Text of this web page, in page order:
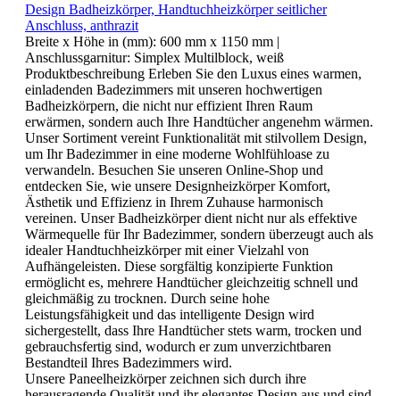
Design Badheizkörper, Handtuchheizkörper seitlicher
Anschluss, anthrazit
Breite x Höhe in (mm): 600 mm x 1150 mm |
Anschlussgarnitur: Simplex Multilblock, weiß
Produktbeschreibung Erleben Sie den Luxus eines warmen,
einladenden Badezimmers mit unseren hochwertigen
Badheizkörpern, die nicht nur effizient Ihren Raum
erwärmen, sondern auch Ihre Handtücher angenehm wärmen.
Unser Sortiment vereint Funktionalität mit stilvollem Design,
um Ihr Badezimmer in eine moderne Wohlfühloase zu
verwandeln. Besuchen Sie unseren Online-Shop und
entdecken Sie, wie unsere Designheizkörper Komfort,
Ästhetik und Effizienz in Ihrem Zuhause harmonisch
vereinen. Unser Badheizkörper dient nicht nur als effektive
Wärmequelle für Ihr Badezimmer, sondern überzeugt auch als
idealer Handtuchheizkörper mit einer Vielzahl von
Aufhängeleisten. Diese sorgfältig konzipierte Funktion
ermöglicht es, mehrere Handtücher gleichzeitig schnell und
gleichmäßig zu trocknen. Durch seine hohe
Leistungsfähigkeit und das intelligente Design wird
sichergestellt, dass Ihre Handtücher stets warm, trocken und
gebrauchsfertig sind, wodurch er zum unverzichtbaren
Bestandteil Ihres Badezimmers wird.
Unsere Paneelheizkörper zeichnen sich durch ihre